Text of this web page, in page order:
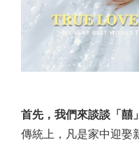
首先，我們來談談「囍
傳統上，凡是家中迎娶